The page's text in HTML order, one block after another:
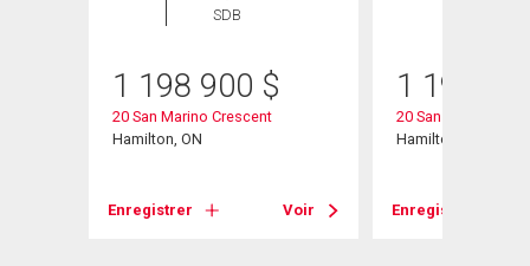
SDB
1 198 900 $
20 San Marino Crescent
Hamilton, ON
Enregistrer Voir
1 198
20 San Marino
Hamilton, ON
Enregistrer